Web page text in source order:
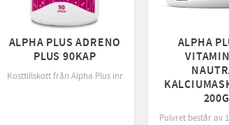
vitaminer & 7 mineraler.
ALPHA PLUS ADRENO
PLUS 90KAP
Kosttillskott från Alpha Plus innehållandes vitamin B5
ALPHA
200G
Pulvret består av